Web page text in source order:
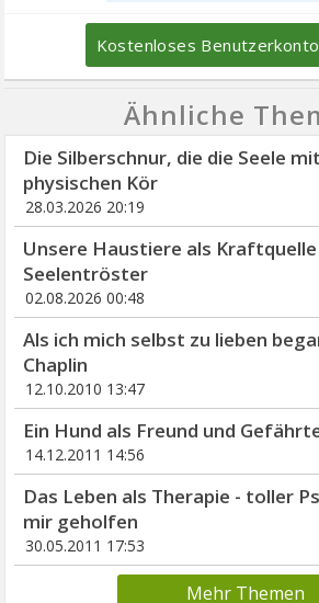
Kostenloses
Ähnliche
Die Silberschnur, die die Seele
physischen Kör
28.03.2026 20:19
Unsere Haustiere als Kraftquelle
Seelentröster
02.08.2026 00:48
Als ich mich selbst zu lieben
Chaplin
12.10.2010 13:47
Ein Hund als Freund und
14.12.2011 14:56
Das Leben als Therapie - toller
mir geholfen
30.05.2011 17:53
Mehr Themen